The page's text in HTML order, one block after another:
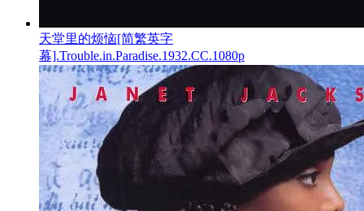
天堂里的烦恼[简繁英字
幕].Trouble.in.Paradise.1932.CC.1080p